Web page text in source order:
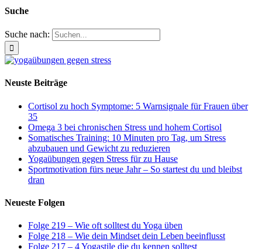
Suche
Suche nach:
Neuste Beiträge
Cortisol zu hoch Symptome: 5 Warnsignale für Frauen über
35
Omega 3 bei chronischen Stress und hohem Cortisol
Somatisches Training: 10 Minuten pro Tag, um Stress
abzubauen und Gewicht zu reduzieren
Yogaübungen gegen Stress für zu Hause
Sportmotivation fürs neue Jahr – So startest du und bleibst
dran
Neueste Folgen
Folge 219 – Wie oft solltest du Yoga üben
Folge 218 – Wie dein Mindset dein Leben beeinflusst
Folge 217 – 4 Yogastile die du kennen solltest